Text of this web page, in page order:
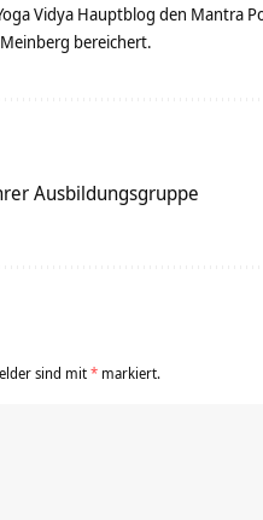
Vidya Hauptblog den
bereichert.
Ausbildungsgruppe
sind mit* markiert.